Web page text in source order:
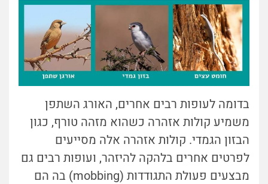
בדומה לעופות רבים אחרים, האורג השתפן
משמיע קולות אזהרה כשהוא מזהה טורף, כגון
הבזון הגמדי. קולות אזהרה אלה מסייעים
לפרטים אחרים בלהקה להיזהר, ועופות רבים גם
מבצעים פעולת התגודדות (mobbing) בה הם